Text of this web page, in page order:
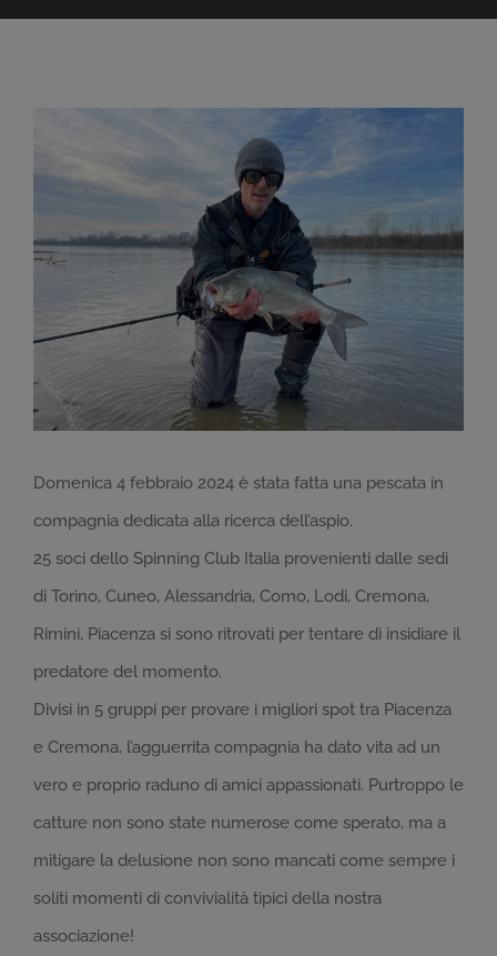
Domenica 4 febbraio 2024 è stata fatta una pescata in
compagnia dedicata alla ricerca dell’aspio.
25 soci dello Spinning Club Italia provenienti dalle sedi
di Torino, Cuneo, Alessandria, Como, Lodi, Cremona,
Rimini, Piacenza si sono ritrovati per tentare di insidiare il
predatore del momento.
Divisi in 5 gruppi per provare i migliori spot tra Piacenza
e Cremona, l’agguerrita compagnia ha dato vita ad un
vero e proprio raduno di amici appassionati. Purtroppo le
catture non sono state numerose come sperato, ma a
mitigare la delusione non sono mancati come sempre i
soliti momenti di convivialità tipici della nostra
associazione!